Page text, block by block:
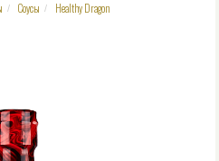
/ Соусы / Healthy Dragon